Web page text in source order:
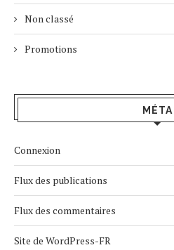
Non classé
Promotions
MÉTA
Connexion
Flux des publications
Flux des commentaires
Site de WordPress-FR